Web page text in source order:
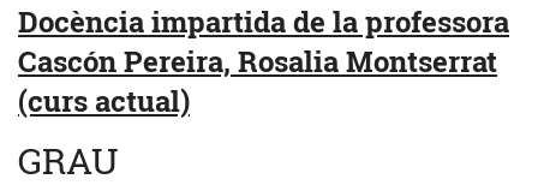
Docència impartida de la professora
Cascón Pereira, Rosalia Montserrat
(curs actual)
GRAU